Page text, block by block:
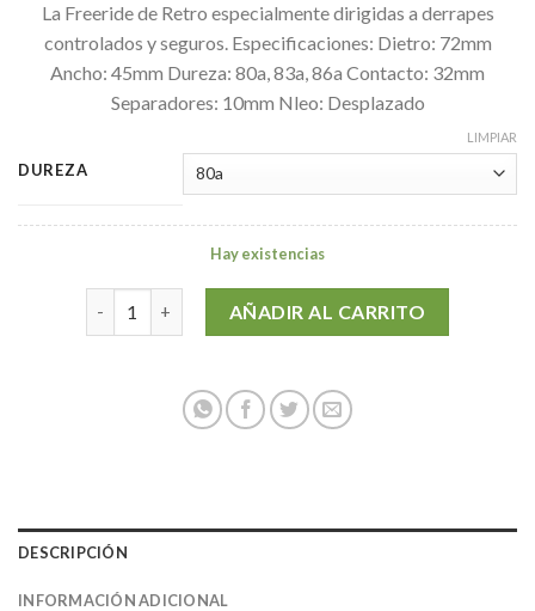
La Freeride de Retro especialmente dirigidas a derrapes
controlados y seguros. Especificaciones: Dietro: 72mm
Ancho: 45mm Dureza: 80a, 83a, 86a Contacto: 32mm
Separadores: 10mm Nleo: Desplazado
DUREZA
LIMPIAR
Hay existencias
ABEC11 FREERIDE 72mm cantidad
AÑADIR AL CARRITO
DESCRIPCIÓN
INFORMACIÓN ADICIONAL